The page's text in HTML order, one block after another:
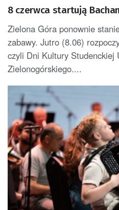
8 czerwca startują
Zielona Góra ponownie
zabawy. Jutro (8.06)
czyli Dni Kultury Studenckiej
Zielonogórskiego....